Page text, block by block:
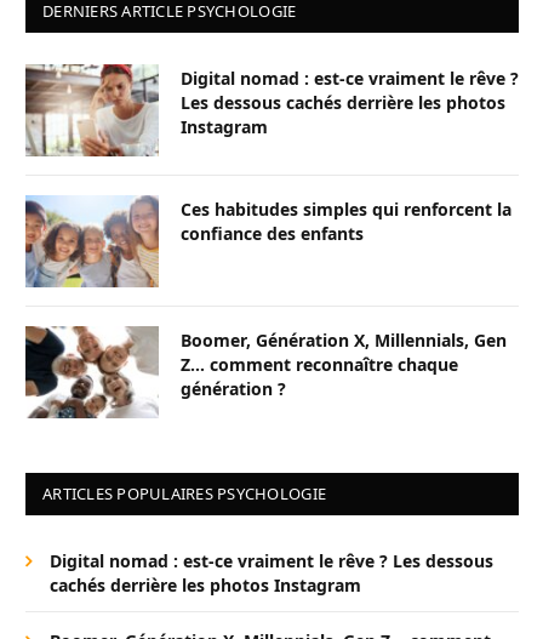
DERNIERS ARTICLE PSYCHOLOGIE
Digital nomad : est-ce vraiment le rêve ?
Les dessous cachés derrière les photos
Instagram
Ces habitudes simples qui renforcent la
confiance des enfants
Boomer, Génération X, Millennials, Gen
Z… comment reconnaître chaque
génération ?
ARTICLES POPULAIRES PSYCHOLOGIE
Digital nomad : est-ce vraiment le rêve ? Les dessous
cachés derrière les photos Instagram